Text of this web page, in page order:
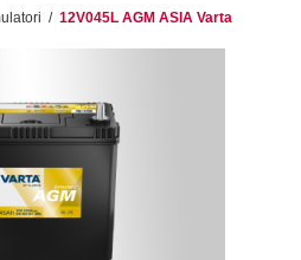
/ 12V045L AGM ASIA Varta